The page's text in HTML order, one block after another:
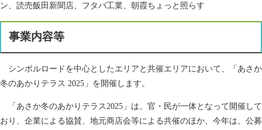
ン、読売飯田新聞店、フタバ工業、朝霞ちょっと照らす
事業内容等​
シンボルロードを中心としたエリアと共催エリアにおいて、「あさか
冬のあかりテラス 2025」を開催します。
「あさか冬のあかりテラス2025」は、官・民が一体となって開催して
おり、企業による協賛、地元商店会等による共催のほか、今年は、公募